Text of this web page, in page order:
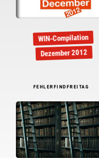
WIN-Compilation
Dezember 2012
FEHLERFINDFREITAG